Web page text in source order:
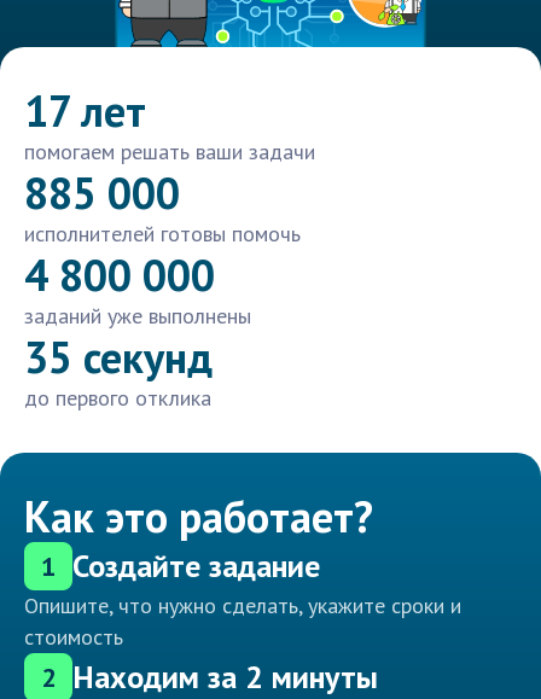
17 лет
помогаем решать ваши задачи
885 000
исполнителей готовы помочь
4 800 000
заданий уже выполнены
35 секунд
до первого отклика
Как это работает?
1 Создайте задание
Опишите, что нужно сделать, укажите сроки и
стоимость
2 Находим за 2 минуты